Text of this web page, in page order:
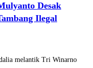
Desak
Ilegal
melantik Tri Winarno